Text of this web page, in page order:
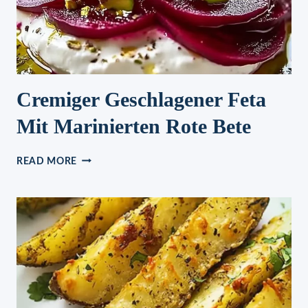
Cremiger Geschlagener Feta
Mit Marinierten Rote Bete
READ MORE CREMIGER
MIT
MARINIERTEN
ROTE
BETE